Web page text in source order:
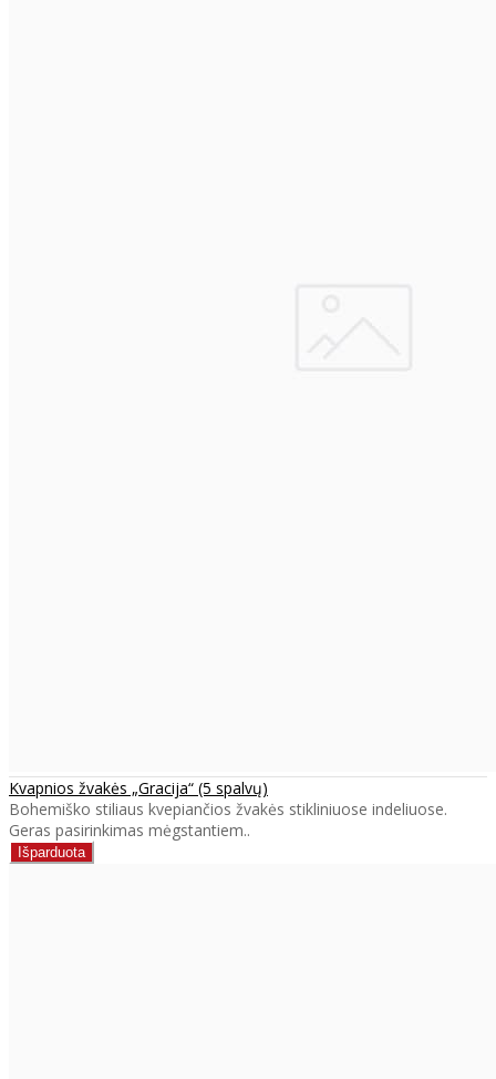
Kvapnios žvakės „Gracija“ (5 spalvų)
Bohemiško stiliaus kvepiančios žvakės stikliniuose indeliuose.
Geras pasirinkimas mėgstantiem..